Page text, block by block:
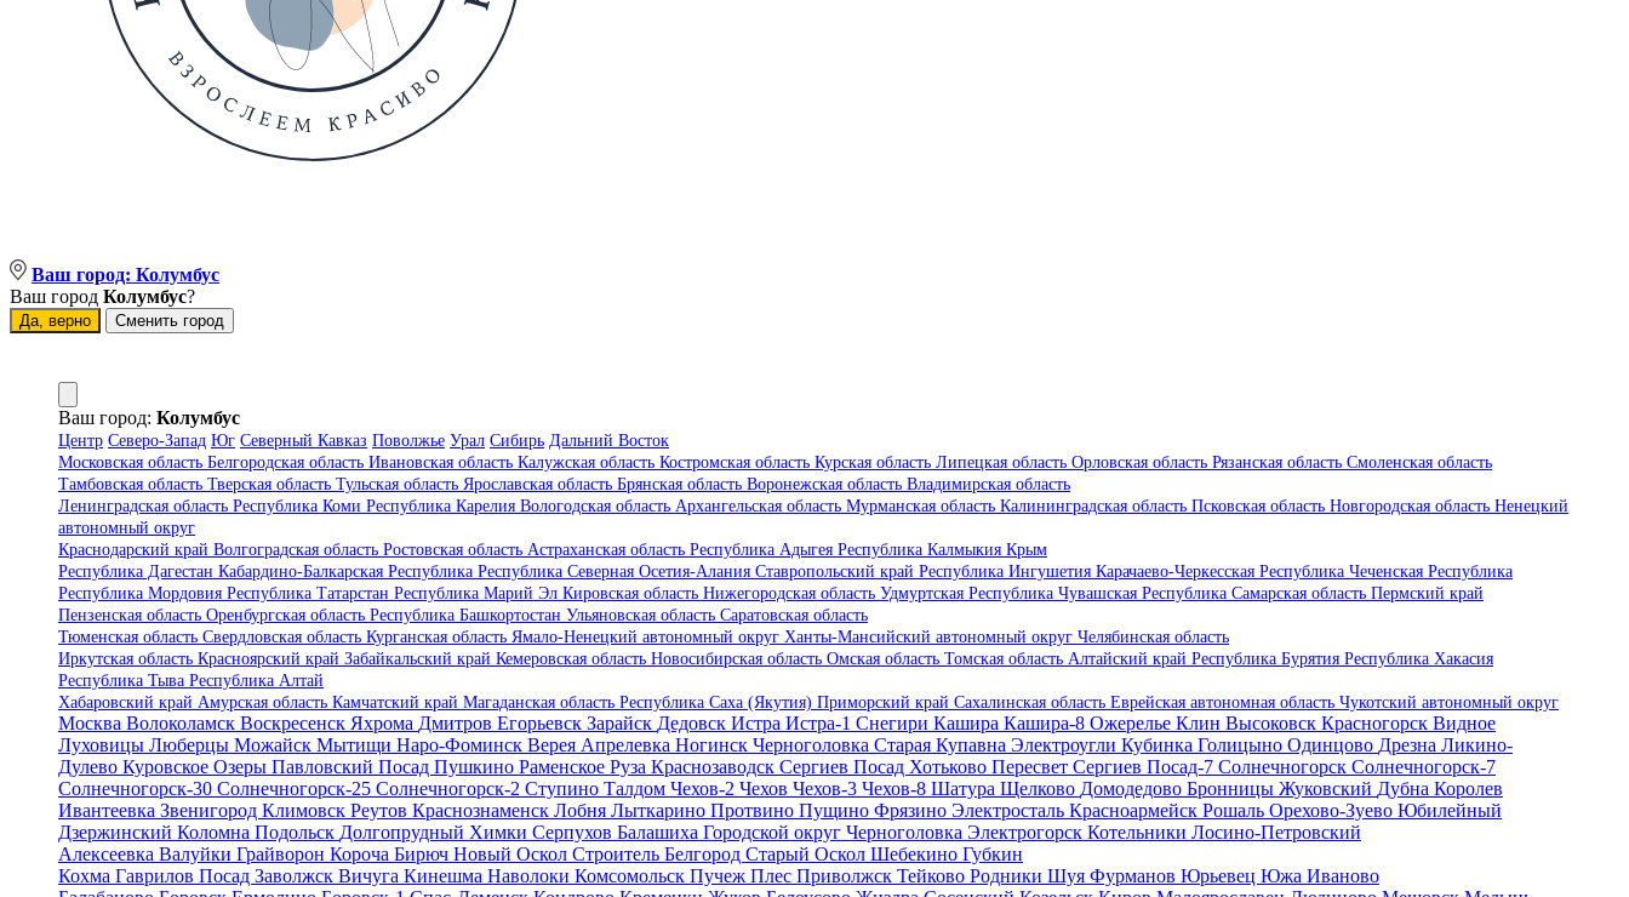
Ваш город: Колумбус
Ваш город Колумбус?
Да, верно Сменить город
Ваш город: Колумбус
Центр Северо-Запад Юг Северный Кавказ Поволжье Урал Сибирь Дальний Восток
Московская область Белгородская область Ивановская область Калужская область Костромская область Курская область Липецкая область Орловская область Рязанская область Смоленская область
Тамбовская область Тверская область Тульская область Ярославская область Брянская область Воронежская область Владимирская область
Ленинградская область Республика Коми Республика Карелия Вологодская область Архангельская область Мурманская область Калининградская область Псковская область Новгородская область Ненецкий
автономный округ
Краснодарский край Волгоградская область Ростовская область Астраханская область Республика Адыгея Республика Калмыкия Крым
Республика Дагестан Кабардино-Балкарская Республика Республика Северная Осетия-Алания Ставропольский край Республика Ингушетия Карачаево-Черкесская Республика Чеченская Республика
Республика Мордовия Республика Татарстан Республика Марий Эл Кировская область Нижегородская область Удмуртская Республика Чувашская Республика Самарская область Пермский край
Пензенская область Оренбургская область Республика Башкортостан Ульяновская область Саратовская область
Тюменская область Свердловская область Курганская область Ямало-Ненецкий автономный округ Ханты-Мансийский автономный округ Челябинская область
Иркутская область Красноярский край Забайкальский край Кемеровская область Новосибирская область Омская область Томская область Алтайский край Республика Бурятия Республика Хакасия
Республика Тыва Республика Алтай
Хабаровский край Амурская область Камчатский край Магаданская область Республика Саха (Якутия) Приморский край Сахалинская область Еврейская автономная область Чукотский автономный округ
Москва Волоколамск Воскресенск Яхрома Дмитров Егорьевск Зарайск Дедовск Истра Истра-1 Снегири Кашира Кашира-8 Ожерелье Клин Высоковск Красногорск Видное
Луховицы Люберцы Можайск Мытищи Наро-Фоминск Верея Апрелевка Ногинск Черноголовка Старая Купавна Электроугли Кубинка Голицыно Одинцово Дрезна Ликино-
Дулево Куровское Озеры Павловский Посад Пушкино Раменское Руза Краснозаводск Сергиев Посад Хотьково Пересвет Сергиев Посад-7 Солнечногорск Солнечногорск-7
Солнечногорск-30 Солнечногорск-25 Солнечногорск-2 Ступино Талдом Чехов-2 Чехов Чехов-3 Чехов-8 Шатура Щелково Домодедово Бронницы Жуковский Дубна Королев
Ивантеевка Звенигород Климовск Реутов Краснознаменск Лобня Лыткарино Протвино Пущино Фрязино Электросталь Красноармейск Рошаль Орехово-Зуево Юбилейный
Дзержинский Коломна Подольск Долгопрудный Химки Серпухов Балашиха Городской округ Черноголовка Электрогорск Котельники Лосино-Петровский
Алексеевка Валуйки Грайворон Короча Бирюч Новый Оскол Строитель Белгород Старый Оскол Шебекино Губкин
Кохма Гаврилов Посад Заволжск Вичуга Кинешма Наволоки Комсомольск Пучеж Плес Приволжск Тейково Родники Шуя Фурманов Юрьевец Южа Иваново